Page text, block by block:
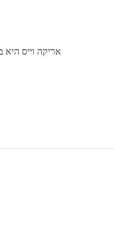
אריקה וייס היא